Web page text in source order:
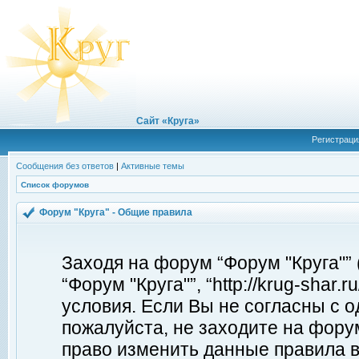
Сайт «Круга»
Сообщения без ответов | Активные темы
Список форумов
Форум "Круга" - Общие правила
Заходя на форум “Форум
“Форум "Круга"”, “http://krug-
условия. Если Вы не согласны с
пожалуйста, не заходите на
право изменить данные правила